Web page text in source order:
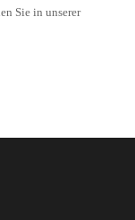
Sie in unserer